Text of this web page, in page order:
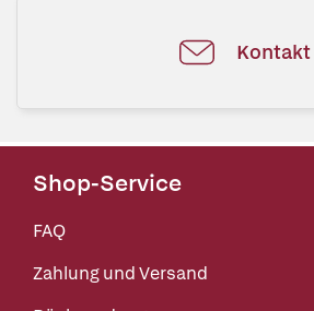
Kontakt
Shop-Service
FAQ
Zahlung und Versand